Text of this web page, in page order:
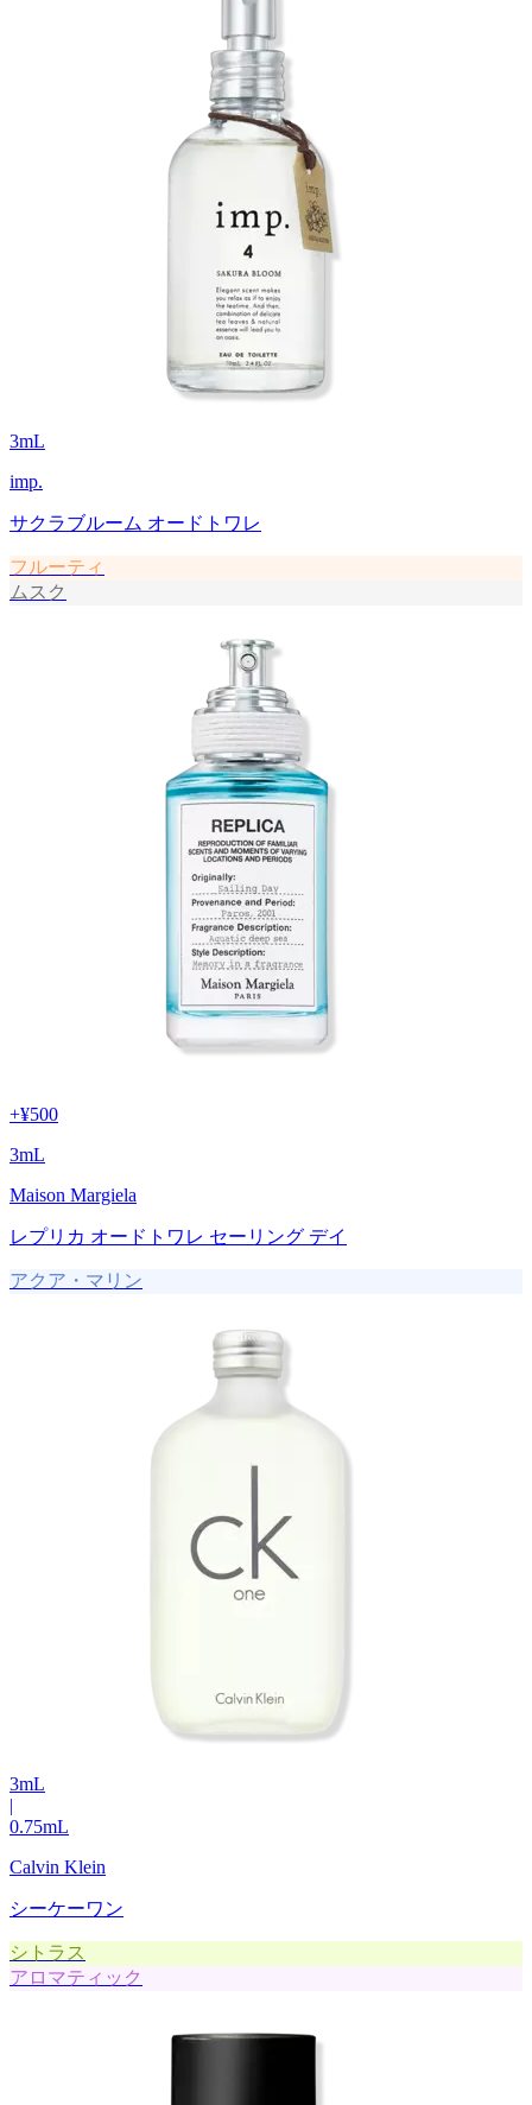
3mL
imp.
サクラブルーム オードトワレ
フルーティ
ムスク
+¥500
3mL
Maison Margiela
レプリカ オードトワレ セーリング デイ
アクア・マリン
3mL
|
0.75mL
Calvin Klein
シーケーワン
シトラス
アロマティック